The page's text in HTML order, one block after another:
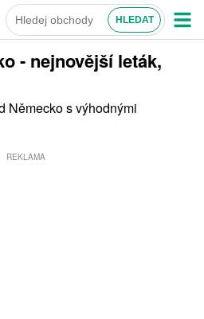
- nejnovější leták,
Německo s výhodnými
REKLAMA